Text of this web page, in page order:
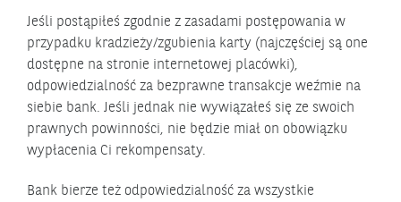
Jeśli postąpiłeś zgodnie z zasadami postępowania w
przypadku kradzieży/zgubienia karty (najczęściej są one
dostępne na stronie internetowej placówki),
odpowiedzialność za bezprawne transakcje weźmie na
siebie bank. Jeśli jednak nie wywiązałeś się ze swoich
prawnych powinności, nie będzie miał on obowiązku
wypłacenia Ci rekompensaty.
Bank bierze też odpowiedzialność za wszystkie